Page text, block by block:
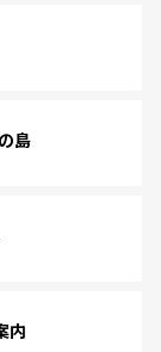
島
内